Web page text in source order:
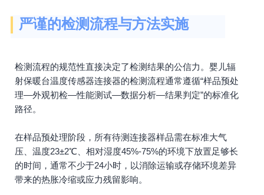
严谨的检测流程与方法实施
检测流程的规范性直接决定了检测结果的公信力。婴儿辐
射保暖台温度传感器连接器的检测流程通常遵循“样品预处
理—外观初检—性能测试—数据分析—结果判定”的标准化
路径。
在样品预处理阶段，所有待测连接器样品需在标准大气
压、温度23±2℃、相对湿度45%-75%的环境下放置足够长
的时间，通常不少于24小时，以消除运输或存储环境差异
带来的热胀冷缩或应力残留影响。